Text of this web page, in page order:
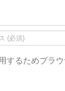
するためブラ